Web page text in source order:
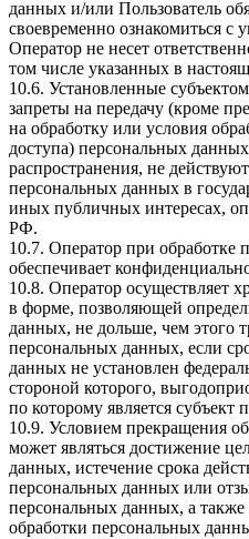
данных и/или Пользователь
своевременно ознакомиться с
Оператор не несет
том числе указанных в
10.6. Установленные
запреты на передачу (кроме
на обработку или условия
доступа) персональных
распространения, не
персональных данных в
иных публичных интересах,
РФ.
10.7. Оператор при обработке
обеспечивает
10.8. Оператор осуществляет
в форме, позволяющей
данных, не дольше, чем этого
персональных данных, если
данных не установлен
стороной которого,
по которому является субъект
10.9. Условием прекращения
может являться достижение
данных, истечение срока
персональных данных или
персональных данных, а
обработки персональных